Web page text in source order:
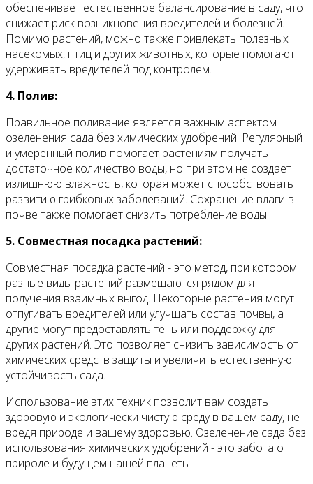
обеспечивает естественное балансирование в саду, что
снижает риск возникновения вредителей и болезней.
Помимо растений, можно также привлекать полезных
насекомых, птиц и других животных, которые помогают
удерживать вредителей под контролем.
4. Полив:
Правильное поливание является важным аспектом
озеленения сада без химических удобрений. Регулярный
и умеренный полив помогает растениям получать
достаточное количество воды, но при этом не создает
излишнюю влажность, которая может способствовать
развитию грибковых заболеваний. Сохранение влаги в
почве также помогает снизить потребление воды.
5. Совместная посадка растений:
Совместная посадка растений - это метод, при котором
разные виды растений размещаются рядом для
получения взаимных выгод. Некоторые растения могут
отпугивать вредителей или улучшать состав почвы, а
другие могут предоставлять тень или поддержку для
других растений. Это позволяет снизить зависимость от
химических средств защиты и увеличить естественную
устойчивость сада.
Использование этих техник позволит вам создать
здоровую и экологически чистую среду в вашем саду, не
вредя природе и вашему здоровью. Озеленение сада без
использования химических удобрений - это забота о
природе и будущем нашей планеты.